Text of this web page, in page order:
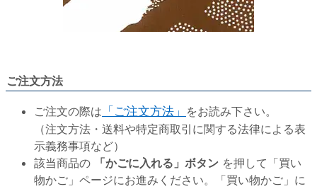
ご注文方法
ご注文の際は 「ご注文方法」 をお読み下さい。
（注文方法・送料や特定商取引に関する法律による表
示義務事項など）
該当商品の
「かごに入れる」ボタン を押して「買い
物かご」ページにお進みください。「買い物かご」に